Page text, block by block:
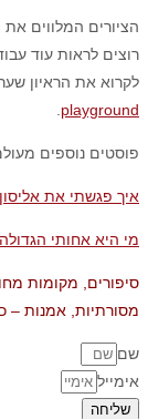
הציורים המלווים
רוצים לראות עוד
לקרוא את הראיון
playground
פוסטים נוספים
איך פגשתי את
מי היא אחותי
סיפורים, מקומות
מסורתיות, אמנות –
שם
אימייל
שליחה